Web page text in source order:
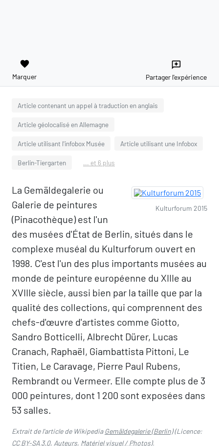
favorite
Marquer
reviews
Partager l'expérience
Article contenant un appel à traduction en anglais
Article géolocalisé en Allemagne
Article utilisant l'infobox Musée Article utilisant une Infobox
Berlin-Tiergarten ... et 6 plus
Kulturforum 2015
La Gemäldegalerie ou
Galerie de peintures
(Pinacothèque) est l'un
des musées d'État de Berlin, situés dans le
complexe muséal du Kulturforum ouvert en
1998. C'est l'un des plus importants musées au
monde de peinture européenne du XIIIe au
XVIIIe siècle, aussi bien par la taille que par la
qualité des collections, qui comprennent des
chefs-d'œuvre d'artistes comme Giotto,
Sandro Botticelli, Albrecht Dürer, Lucas
Cranach, Raphaël, Giambattista Pittoni, Le
Titien, Le Caravage, Pierre Paul Rubens,
Rembrandt ou Vermeer. Elle compte plus de 3
000 peintures, dont 1 200 sont exposées dans
53 salles.
Extrait de l'article de WikipediaGemäldegalerie (Berlin)(Licence:
CC BY-SA 3.0, Auteurs, Matériel visuel / Photos).